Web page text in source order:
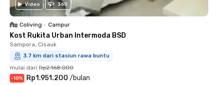
Video 360
Coliving • Campur
Kost Rukita Urban Intermoda BSD
Sampora, Cisauk
3.7 km dari stasiun rawa buntu
mulai dari Rp2.168.000
-10% Rp1.951.200 /bulan